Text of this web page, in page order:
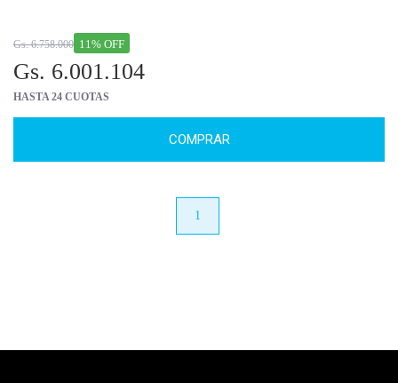
11% OFF
Gs. 6.758.000
Gs. 6.001.104
HASTA 24 CUOTAS
COMPRAR
1